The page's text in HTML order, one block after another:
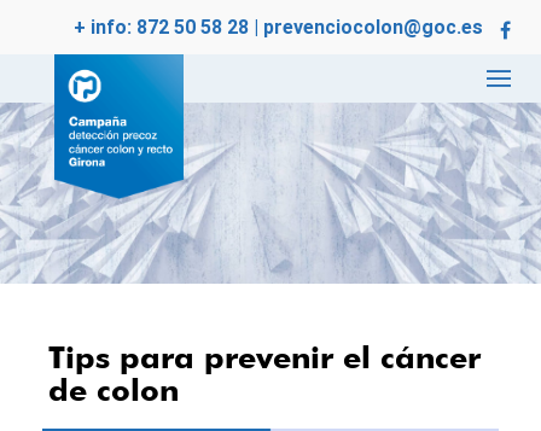
+ info: 872 50 58 28 | prevenciocolon@goc.es
Tips para prevenir el cáncer
de colon